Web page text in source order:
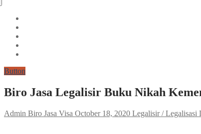
Button
Biro Jasa Legalisir Buku Nikah
Admin Biro Jasa Visa October 18, 2020 Legalisir / Legalisasi